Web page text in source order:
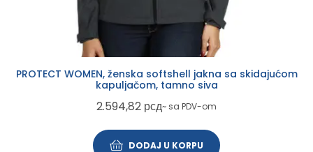
PROTECT WOMEN, ženska softshell jakna sa skidajućom
kapuljačom, tamno siva
2.594,82 рсд~ sa PDV-om
DODAJ U KORPU